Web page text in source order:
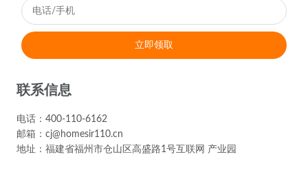
立即领取
联系信息
电话：400-110-6162
邮箱：cj@homesir110.cn
地址：福建省福州市仓山区高盛路1号互联网 产业园